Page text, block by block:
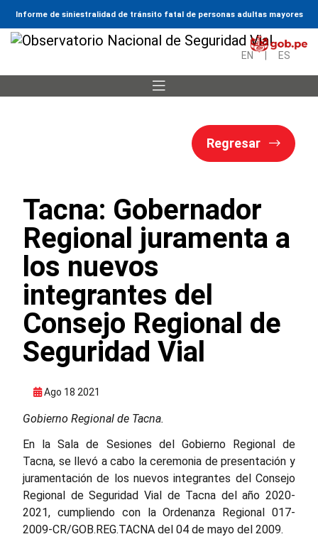
Informe de siniestralidad de tránsito fatal de personas adultas mayores
EN ES
Regresar
Tacna: Gobernador
Regional juramenta a
los nuevos
integrantes del
Consejo Regional de
Seguridad Vial
Ago 18 2021
Gobierno Regional de Tacna.
En la Sala de Sesiones del Gobierno Regional de
Tacna, se llevó a cabo la ceremonia de presentación y
juramentación de los nuevos integrantes del Consejo
Regional de Seguridad Vial de Tacna del año 2020-
2021, cumpliendo con la Ordenanza Regional 017-
2009-CR/GOB.REG.TACNA del 04 de mayo del 2009.